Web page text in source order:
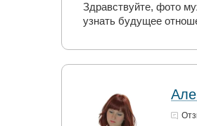
Здравствуйте, фото
узнать будущее